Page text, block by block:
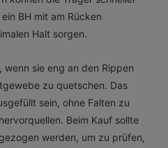
BH mit am Rücken
Halt sorgen.
sie eng an den Rippen
zu quetschen. Das
sein, ohne Falten zu
Beim Kauf sollte
werden, um zu prüfen,